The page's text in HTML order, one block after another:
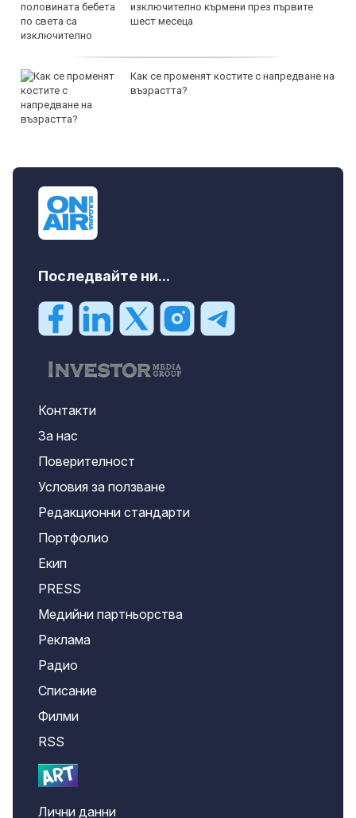
изключително кърмени през първите
шест месеца
Как се променят костите с напредване на
възрастта?
Последвайте ни...
Контакти
За нас
Поверителност
Условия за ползване
Редакционни стандарти
Портфолио
Екип
PRESS
Медийни партньорства
Реклама
Радио
Списание
Филми
RSS
Лични данни